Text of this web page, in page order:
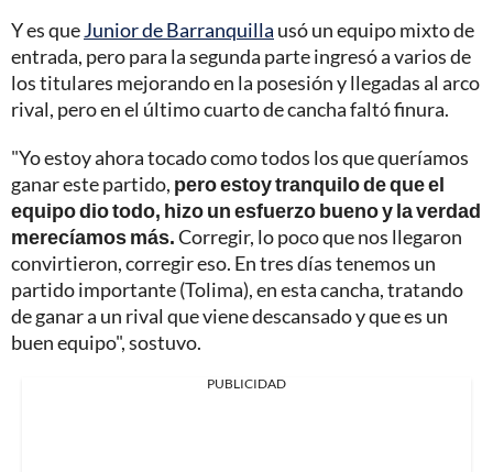
Y es queJunior de Barranquilla usó un equipo mixto de
entrada, pero para la segunda parte ingresó a varios de
los titulares mejorando en la posesión y llegadas al arco
rival, pero en el último cuarto de cancha faltó finura.
"Yo estoy ahora tocado como todos los que queríamos
ganar este partido, pero estoy tranquilo de que el
equipo dio todo, hizo un esfuerzo bueno y la verdad
merecíamos más.Corregir, lo poco que nos llegaron
convirtieron, corregir eso. En tres días tenemos un
partido importante (Tolima), en esta cancha, tratando
de ganar a un rival que viene descansado y que es un
buen equipo", sostuvo.
PUBLICIDAD